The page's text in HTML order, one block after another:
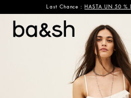
Last Chance : HASTA UN 50 %
ba&sh